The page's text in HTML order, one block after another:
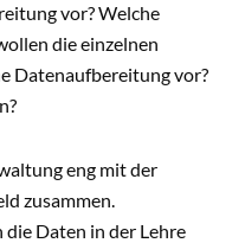
vor? Welche
die einzelnen
Datenaufbereitung vor?
eng mit der
zusammen.
Daten in der Lehre